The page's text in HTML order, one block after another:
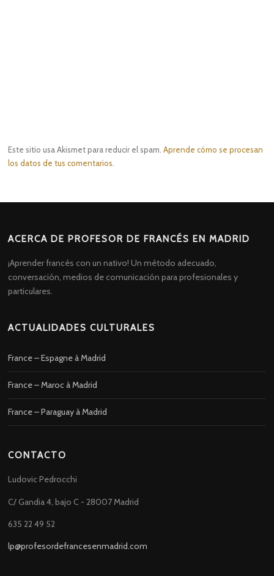
Este sitio usa Akismet para reducir el spam.Aprende cómo se procesan
los datos de tus comentarios.
ACERCA DE PROFESOR DE FRANCÉS EN MADRID
¡Aprender francés con un nativo! Un método adecuado,
conversación, medios de comunicación para profesionales y
particulares.
ACTUALIDADES CULTURALES
France – Espagne à Madrid
France – Maroc à Madrid
France – Paraguay à Madrid
CONTACTO
Ludovic Pedrocchi
C/ Gandia 4, bajo C - 28007 Madrid
635 22 49 52
lp@profesordefrancesenmadrid.com